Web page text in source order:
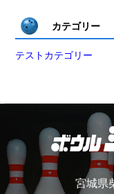
カテゴリー
テストカテゴリー
宮城県